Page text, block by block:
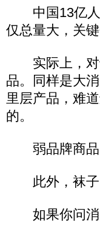
中国13亿人
仅总量大，关
实际上，对
品。同样是大
里层产品，难
的。
弱品牌商品
此外，袜子
如果你问消